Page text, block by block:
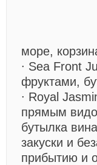
море,
∙ Sea Front
фруктами,
∙ Royal
прямым
бутылка
закуски и
прибытию и